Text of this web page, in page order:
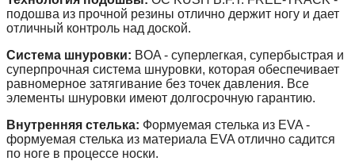
подошва из прочной резины отлично держит ногу и дает
отличный контроль над доской.
Система шнуровки: BOA - суперлегкая, супербыстрая и
суперпрочная система шнуровки, которая обеспечивает
равномерное затягивание без точек давления. Все
элементы шнуровки имеют долгосрочную гарантию.
Внутренняя стелька: Формуемая стелька из EVA -
формуемая стелька из материала EVA отлично садится
по ноге в процессе носки.